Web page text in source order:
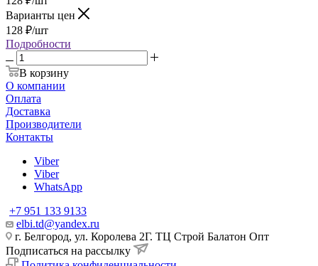
Варианты цен
128 ₽/шт
Подробности
В корзину
О компании
Оплата
Доставка
Производители
Контакты
Viber
Viber
WhatsApp
+7 951 133 9133
elbi.td@yandex.ru
г. Белгород, ул. Королева 2Г. ТЦ Строй Балатон Опт
Подписаться на рассылку